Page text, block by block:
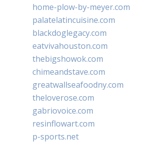
home-plow-by-meyer.com
palatelatincuisine.com
blackdoglegacy.com
eatvivahouston.com
thebigshowok.com
chimeandstave.com
greatwallseafoodny.com
theloverose.com
gabriovoice.com
resinflowart.com
p-sports.net